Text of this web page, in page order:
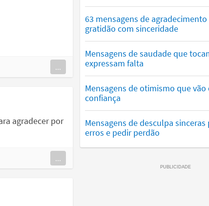
...
agradecer por
...
63 mensagens de
gratidão com sinceridade
Mensagens de saudade que
expressam falta
Mensagens de otimismo que vão
confiança
Mensagens de desculpa
erros e pedir perdão